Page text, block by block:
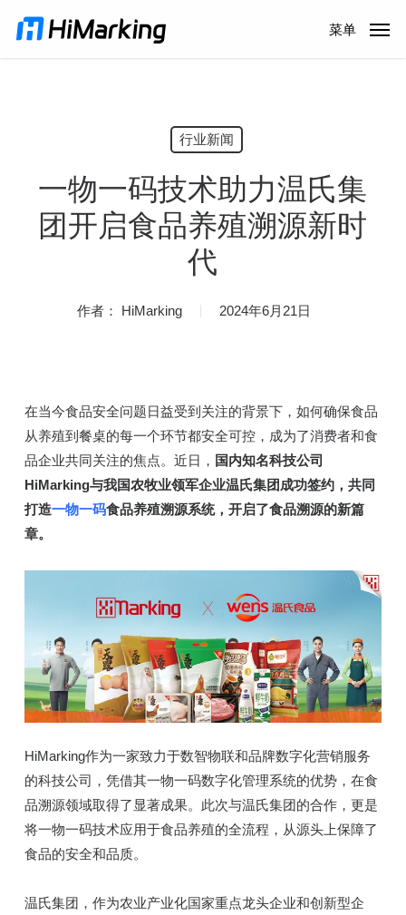
菜单
行业新闻
一物一码技术助力温氏集
团开启食品养殖溯源新时
代
作者： HiMarking 2024年6月21日
在当今食品安全问题日益受到关注的背景下，如何确保食品
从养殖到餐桌的每一个环节都安全可控，成为了消费者和食
品企业共同关注的焦点。近日， 国内知名科技公司
HiMarking与我国农牧业领军企业温氏集团成功签约，共同
打造一物一码食品养殖溯源系统，开启了食品溯源的新篇
章。
HiMarking作为一家致力于数智物联和品牌数字化营销服务
的科技公司，凭借其一物一码数字化管理系统的优势，在食
品溯源领域取得了显著成果。此次与温氏集团的合作，更是
将一物一码技术应用于食品养殖的全流程，从源头上保障了
食品的安全和品质。
温氏集团，作为农业产业化国家重点龙头企业和创新型企